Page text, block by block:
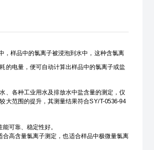
，样品中的氯离子被浸泡到水中，这种含氯离
的电量，便可自动计算出样品中的氯离子或盐
各种工业用水及排放水中盐含量的测定，仪
大范围的提升，其测量结果符合SY/T-0536-94
可靠、稳定性好。
高含量氯离子测定，也适合样品中极微量氯离